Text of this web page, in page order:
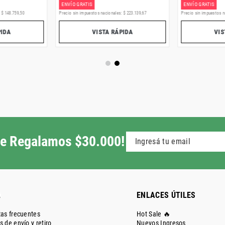
$ 148 .759, 50
ENVÍO GRATIS
Precio sin impuestos nacionales: $ 223 139,67
VISTA RÁPIDA
ENVÍO GRATIS
Precio sin impuestos
Regalamos $30.000!
frecuentes
de envío y retiro
ENLACES ÚTILES
Hot Sale 🔥
Nuevos Ingresos